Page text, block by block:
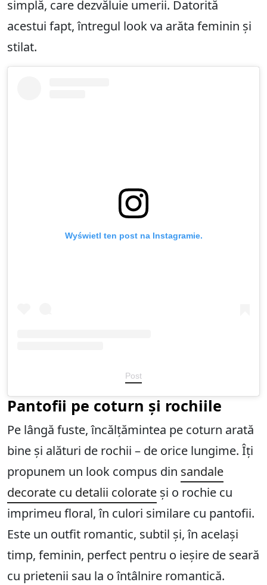
simplă, care dezvăluie umerii. Datorită
acestui fapt, întregul look va arăta feminin și
stilat.
Wyświetl ten post na Instagramie.
Post
Pantofii pe coturn și rochiile
Pe lângă fuste, încălțămintea pe coturn arată
bine și alături de rochii – de orice lungime. Îți
propunem un look compus din sandale
decorate cu detalii colorate și o rochie cu
imprimeu floral, în culori similare cu pantofii.
Este un outfit romantic, subtil și, în același
timp, feminin, perfect pentru o ieșire de seară
cu prietenii sau la o întâlnire romantică.